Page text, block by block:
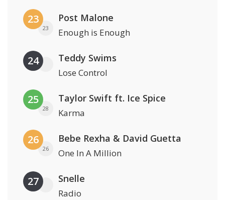
23
23
Post Malone
Enough is Enough
24 Teddy Swims
Lose Control
25
28
Taylor Swift ft. Ice Spice
Karma
26
26
Bebe Rexha & David Guetta
One In A Million
27 Snelle
Radio